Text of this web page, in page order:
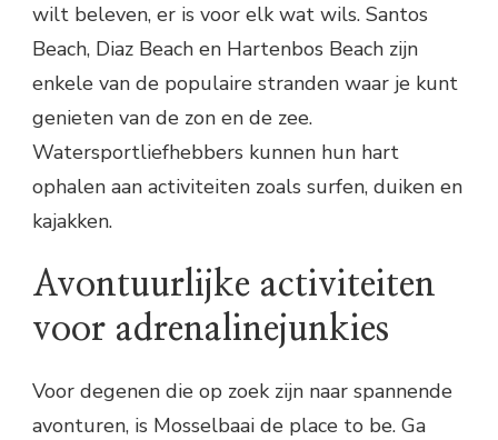
wilt beleven, er is voor elk wat wils. Santos
Beach, Diaz Beach en Hartenbos Beach zijn
enkele van de populaire stranden waar je kunt
genieten van de zon en de zee.
Watersportliefhebbers kunnen hun hart
ophalen aan activiteiten zoals surfen, duiken en
kajakken.
Avontuurlijke activiteiten
voor adrenalinejunkies
Voor degenen die op zoek zijn naar spannende
avonturen, is Mosselbaai de place to be. Ga